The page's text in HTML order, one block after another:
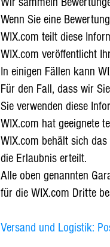
Wenn Sie eine
WIX.com teilt diese
WIX.com veröffentlicht
In einigen Fällen kann
Für den Fall, dass wir
Sie verwenden diese
WIX.com hat geeignete
WIX.com behält sich
die Erlaubnis erteilt.
Alle oben genannten
für die WIX.com Dritte
Versand und Logistik: